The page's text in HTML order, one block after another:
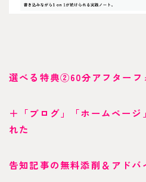
選べる特典②60分アフターフ
＋「ブログ」「ホームペー
れた
告知記事の無料添削＆アドバ